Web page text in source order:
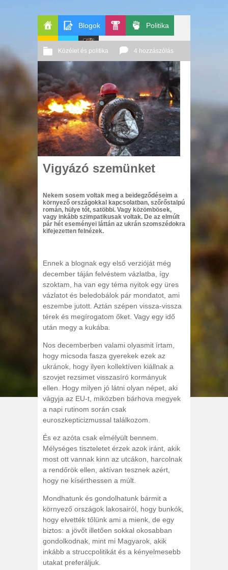
Főoldal
Blogok
Pop-
Politika
GeekZoneApablog
Patito
Journal
Közélet és politika 4 hozzászólás
2014 01. 26.
Vigyázó szemünket
Nekem sosem voltak meg a beidegződéseim a
környező országokkal kapcsolatban, szőrőstalpú
román, hülye tót, satöbbi. Vagy közömbösek,
vagy inkább szimpatikusak voltak. De az elmúlt
pár hét eseményei láttán az ukrán szomszédokra
kifejezetten felnézek.
Ennek a blognak egy első verzióját még
december táján felvéstem vázlatba, így
szoktam, ha van egy téma nyitok egy üres
vázlatot és beledobálok pár mondatot, ami
eszembe jutott. Aztán szépen vissza-vissza
térek és megírogatom őket. Vagy egy idő
után megy a kukába.
Nos decemberben valami olyasmit írtam,
hogy micsoda fasza gyerekek ezek az
ukránok, hogy ilyen kollektíven kiállnak a
szovjet rezsimet visszasíró kormányuk
ellen. Hogy milyen jó látni olyan népet, aki
vágyja az EU-t, miközben bárhova megyek
a napi rutinom során csak
euroszkepticizmussal találkozom.
És ez azóta csak elmélyült bennem.
Mélységes tiszteletet érzek azok iránt, akik
most ott vannak kinn az utcákon, harcolnak
a rendőrök ellen, aktívan tesznek azért,
hogy ne kísérthessen a múlt.
Mondhatunk és gondolhatunk bármit a
környező országok lakosairól, hogy bunkók,
hogy elvették tőlünk ami a mienk, de egy
biztos: a jövőt illetően sokkal okosabban
gondolkodnak, mint mi Magyarok, akik
inkább a struccpolitikát és a kényelmesebb
utakat preferáljuk.